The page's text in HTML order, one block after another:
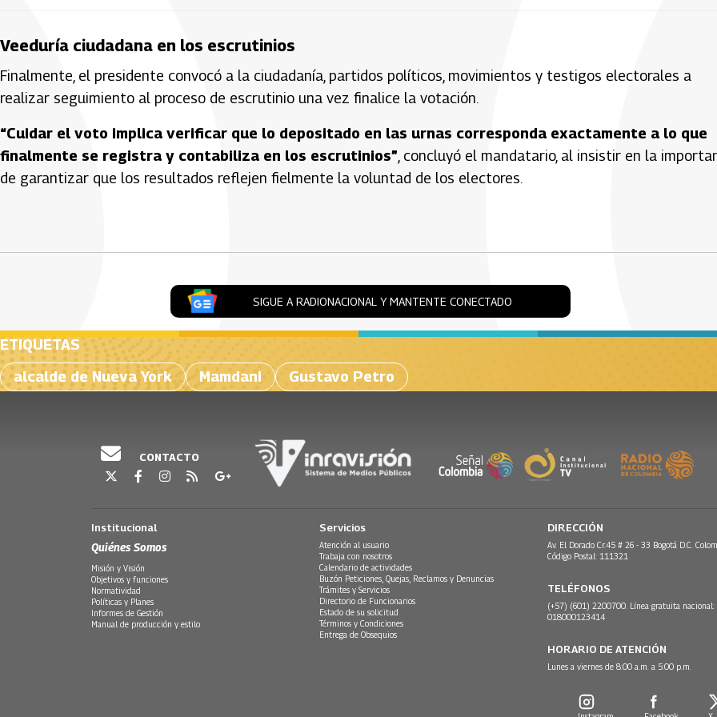
Veeduría ciudadana en los escrutinios
Finalmente, el presidente convocó a la ciudadanía, partidos políticos, movimientos y testigos electorales a
realizar seguimiento al proceso de escrutinio una vez finalice la votación.
“Cuidar el voto implica verificar que lo depositado en las urnas corresponda exactamente a lo que
finalmente se registra y contabiliza en los escrutinios” , concluyó el mandatario, al insistir en la
de garantizar que los resultados reflejen fielmente la voluntad de los electores.
SIGUE A RADIONACIONAL Y MANTENTE CONECTADO
ETIQUETAS
alcalde de Nueva York
Mamdani Gustavo Petro
CONTACTO
Institucional
Quiénes Somos
Misión y Visión
Objetivos y funciones
Normatividad
Políticas y Planes
Informes de Gestión
Manual de producción y estilo
Servicios
Atención al usuario
Trabaja con nosotros
Calendario de actividades
Buzón Peticiones, Quejas, Reclamos y Denuncias
Trámites y Servicios
Directorio de Funcionarios
Estado de su solicitud
Términos y Condiciones
Entrega de Obsequios
DIRECCIÓN
Av. El Dorado Cr.45 # 26 - 33 Bogotá D.C.
Código Postal: 111321
TELÉFONOS
(+57) (601) 2200700. Línea gratuita nacional:
018000123414
HORARIO DE ATENCIÓN
Lunes a viernes de 8:00 a.m. a 5:00 p.m.